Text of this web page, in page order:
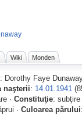
Wiki Monden
: Dorothy Faye
naşterii: 14.01.1941
· Constituţie:
· Culoarea părului